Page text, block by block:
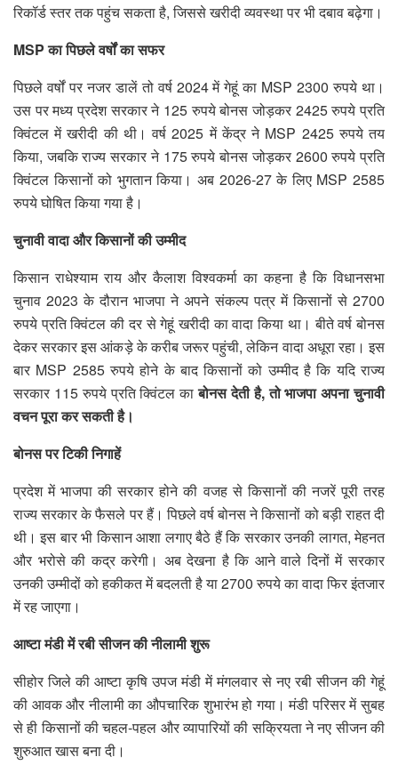
रिकॉर्ड स्तर तक पहुंच सकता है, जिससे खरीदी व्यवस्था पर भी दबाव बढ़ेगा।
MSP का पिछले वर्षों का सफर
पिछले वर्षों पर नजर डालें तो वर्ष 2024 में गेहूं का MSP 2300 रुपये था।
उस पर मध्य प्रदेश सरकार ने 125 रुपये बोनस जोड़कर 2425 रुपये प्रति
क्विंटल में खरीदी की थी। वर्ष 2025 में केंद्र ने MSP 2425 रुपये तय
किया, जबकि राज्य सरकार ने 175 रुपये बोनस जोड़कर 2600 रुपये प्रति
क्विंटल किसानों को भुगतान किया। अब 2026-27 के लिए MSP 2585
रुपये घोषित किया गया है।
चुनावी वादा और किसानों की उम्मीद
किसान राधेश्याम राय और कैलाश विश्वकर्मा का कहना है कि विधानसभा
चुनाव 2023 के दौरान भाजपा ने अपने संकल्प पत्र में किसानों से 2700
रुपये प्रति क्विंटल की दर से गेहूं खरीदी का वादा किया था। बीते वर्ष बोनस
देकर सरकार इस आंकड़े के करीब जरूर पहुंची, लेकिन वादा अधूरा रहा। इस
बार MSP 2585 रुपये होने के बाद किसानों को उम्मीद है कि यदि राज्य
सरकार 115 रुपये प्रति क्विंटल काबोनस देती है, तो भाजपा अपना चुनावी
वचन पूरा कर सकती है।
बोनस पर टिकी निगाहें
प्रदेश में भाजपा की सरकार होने की वजह से किसानों की नजरें पूरी तरह
राज्य सरकार के फैसले पर हैं। पिछले वर्ष बोनस ने किसानों को बड़ी राहत दी
थी। इस बार भी किसान आशा लगाए बैठे हैं कि सरकार उनकी लागत, मेहनत
और भरोसे की कद्र करेगी। अब देखना है कि आने वाले दिनों में सरकार
उनकी उम्मीदों को हकीकत में बदलती है या 2700 रुपये का वादा फिर इंतजार
में रह जाएगा।
आष्टा मंडी में रबी सीजन की नीलामी शुरू
सीहोर जिले की आष्टा कृषि उपज मंडी में मंगलवार से नए रबी सीजन की गेहूं
की आवक और नीलामी का औपचारिक शुभारंभ हो गया। मंडी परिसर में सुबह
से ही किसानों की चहल-पहल और व्यापारियों की सक्रियता ने नए सीजन की
शुरुआत खास बना दी।